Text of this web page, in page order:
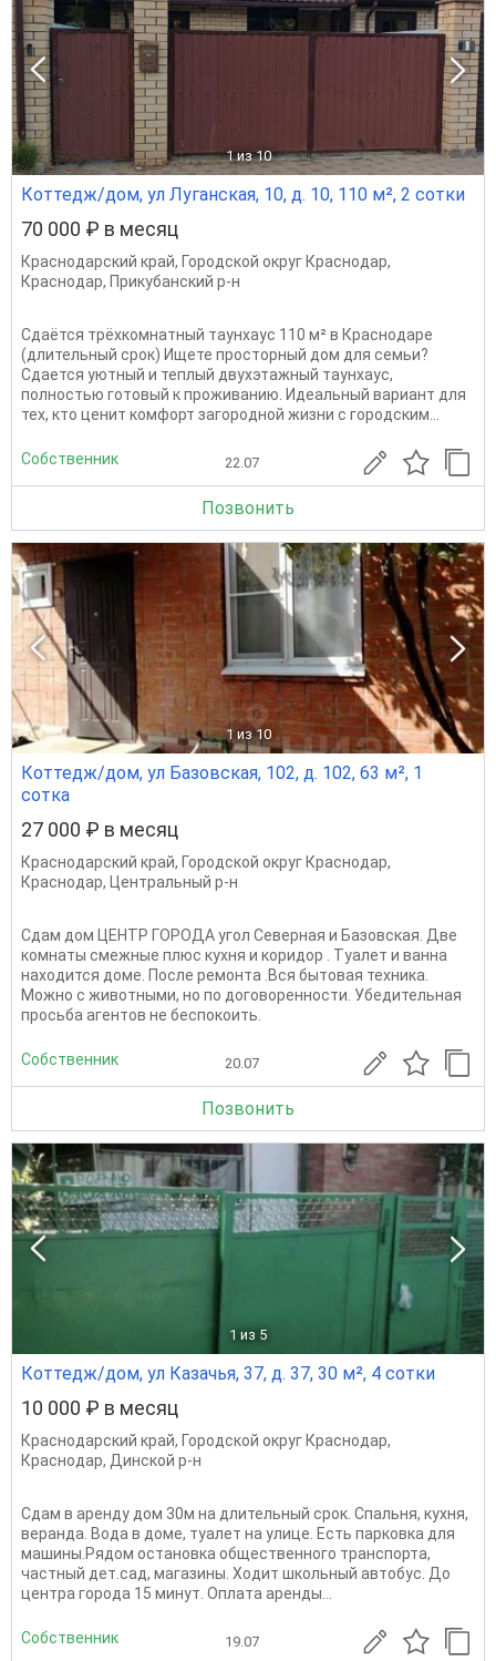
1 из 10
Коттедж/дом, ул Луганская, 10, д. 10, 110 м², 2 сотки
70 000 ₽ в месяц
Краснодарский край, Городской округ Краснодар,
Краснодар, Прикубанский р-н
Сдаётся трёхкомнатный таунхаус 110 м² в Краснодаре
(длительный срок) Ищете просторный дом для семьи?
Сдается уютный и теплый двухэтажный таунхаус,
полностью готовый к проживанию. Идеальный вариант для
тех, кто ценит комфорт загородной жизни с городским...
Собственник 22.07
Позвонить
1 из 10
Коттедж/дом, ул Базовская, 102, д. 102, 63 м², 1
сотка
27 000 ₽ в месяц
Краснодарский край, Городской округ Краснодар,
Краснодар, Центральный р-н
Сдам дом ЦЕНТР ГОРОДА угол Северная и Базовская. Две
комнаты смежные плюс кухня и коридор . Туалет и ванна
находится доме. После ремонта .Вся бытовая техника.
Можно с животными, но по договоренности. Убедительная
просьба агентов не беспокоить.
Собственник 20.07
Позвонить
1 из 5
Коттедж/дом, ул Казачья, 37, д. 37, 30 м², 4 сотки
10 000 ₽ в месяц
Краснодарский край, Городской округ Краснодар,
Краснодар, Динской р-н
Сдам в аренду дом 30м на длительный срок. Спальня, кухня,
веранда. Вода в доме, туалет на улице. Есть парковка для
машины.Рядом остановка общественного транспорта,
частный дет.сад, магазины. Ходит школьный автобус. До
центра города 15 минут. Оплата аренды...
Собственник 19.07